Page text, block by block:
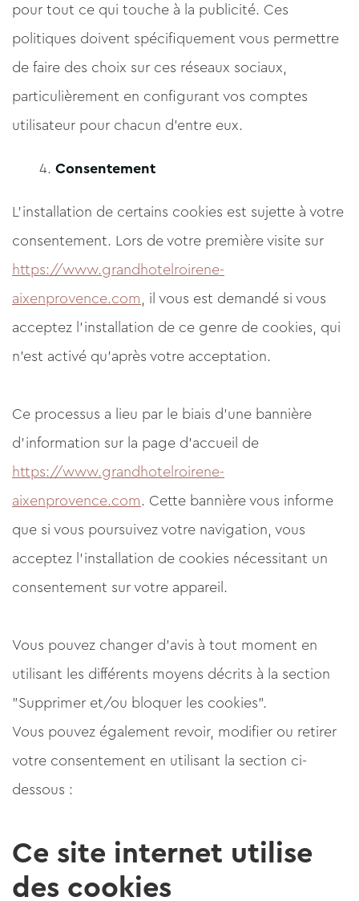
pour tout ce qui touche à la publicité. Ces
politiques doivent spécifiquement vous permettre
de faire des choix sur ces réseaux sociaux,
particulièrement en configurant vos comptes
utilisateur pour chacun d'entre eux.
Consentement
L'installation de certains cookies est sujette à votre
consentement. Lors de votre première visite sur
https://www.grandhotelroirene-
aixenprovence.com, il vous est demandé si vous
acceptez l'installation de ce genre de cookies, qui
n'est activé qu'après votre acceptation.
Ce processus a lieu par le biais d'une bannière
d'information sur la page d'accueil de
https://www.grandhotelroirene-
aixenprovence.com. Cette bannière vous informe
que si vous poursuivez votre navigation, vous
acceptez l'installation de cookies nécessitant un
consentement sur votre appareil.
Vous pouvez changer d'avis à tout moment en
utilisant les différents moyens décrits à la section
"Supprimer et/ou bloquer les cookies".
Vous pouvez également revoir, modifier ou retirer
votre consentement en utilisant la section ci-
dessous :
Ce site internet utilise
des cookies